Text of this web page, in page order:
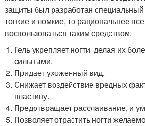
защиты был разработан специальный
тонкие и ломкие, то рациональнее
воспользоваться таким средством.
Гель укрепляет ногти, делая их
сильными.
Придает ухоженный вид.
Снижает воздействие вредных
пластину.
Предотвращает расслаивание, и
Позволяет отрастить ногти